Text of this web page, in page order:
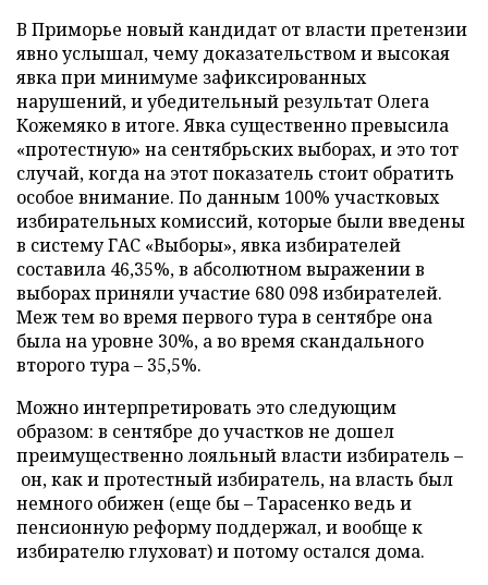
В Приморье новый кандидат от власти претензии
явно услышал, чему доказательством и высокая
явка при минимуме зафиксированных
нарушений, и убедительный результат Олега
Кожемяко в итоге. Явка существенно превысила
«протестную» на сентябрьских выборах, и это тот
случай, когда на этот показатель стоит обратить
особое внимание. По данным 100% участковых
избирательных комиссий, которые были введены
в систему ГАС «Выборы», явка избирателей
составила 46,35%, в абсолютном выражении в
выборах приняли участие 680 098 избирателей.
Меж тем во время первого тура в сентябре она
была на уровне 30%, а во время скандального
второго тура – 35,5%.
Можно интерпретировать это следующим
образом: в сентябре до участков не дошел
преимущественно лояльный власти избиратель –
он, как и протестный избиратель, на власть был
немного обижен (еще бы – Тарасенко ведь и
пенсионную реформу поддержал, и вообще к
избирателю глуховат) и потому остался дома.